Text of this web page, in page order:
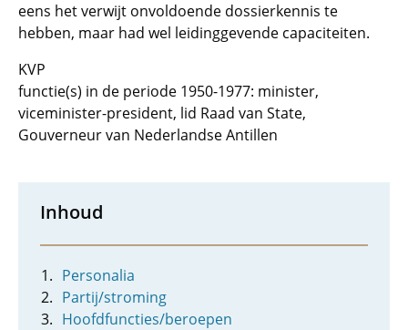
eens het verwijt onvoldoende dossierkennis te
hebben, maar had wel leidinggevende capaciteiten.
KVP
functie(s) in de periode 1950-1977: minister,
viceminister-president, lid Raad van State,
Gouverneur van Nederlandse Antillen
Inhoud
Personalia
Partij/stroming
Hoofdfuncties/beroepen